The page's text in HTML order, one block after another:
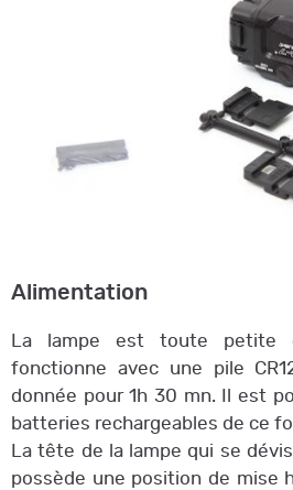
Alimentation
La lampe est toute petite
fonctionne avec une pile
donnée pour 1h 30 mn. Il est
batteries rechargeables de ce
La tête de la lampe qui se
possède une position de mise